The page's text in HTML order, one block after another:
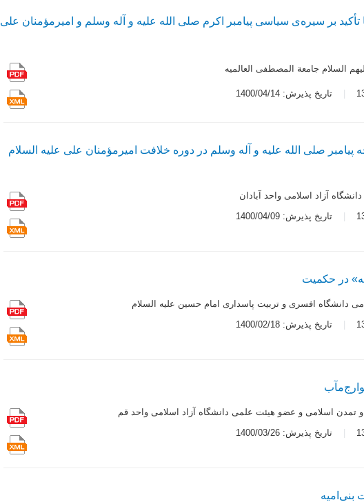
تأکید بر سیره‌ی سیاسی پیامبر اکرم صلی الله علیه و آله وسلم و امیرمؤمنان علی
السلام جامعة المصطفی العالمیه
تاریخ پذیرش: 1400/04/14
صلی الله علیه و آله وسلم در دوره خلافت امیرمؤمنان علی علیه السلام
آزاد اسلامی واحد آبادان
تاریخ پذیرش: 1400/04/09
در حکمیت
دانشگاه افسری و تربیت پاسداری امام حسین علیه السلام
تاریخ پذیرش: 1400/02/18
و تمدن اسلامی و عضو هیئت علمی دانشگاه آزاد اسلامی واحد قم
تاریخ پذیرش: 1400/03/26
بنی‌امیه